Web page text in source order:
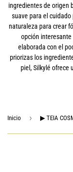
ingredientes de origen
suave para el
naturaleza para crear
opción
elaborada con el
priorizas los
piel, Silkylé ofrece
Inicio ›